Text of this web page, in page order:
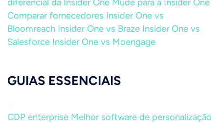
diferencial da Insider One Mude para a Insider One
Comparar fornecedores Insider One vs
Bloomreach Insider One vs Braze Insider One vs
Salesforce Insider One vs Moengage
GUIAS ESSENCIAIS
CDP enterprise Melhor software de personalização